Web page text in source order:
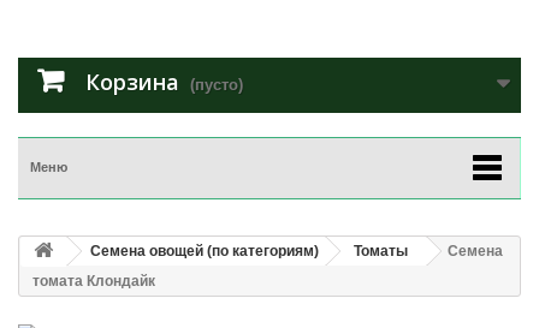
Корзина (пусто)
Меню
Семена овощей (по категориям) Томаты
Семена
томата Клондайк